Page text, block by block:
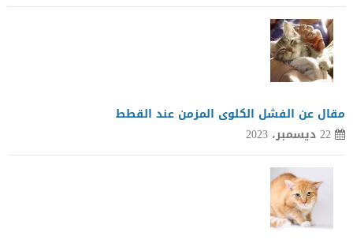
مقال عن الفشل الكلوى المزمن عند القطط
22 ديسمبر، 2023